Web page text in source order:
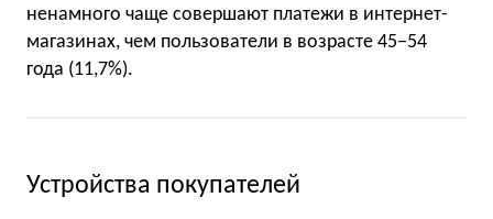
ненамного чаще совершают платежи в интернет-
магазинах, чем пользователи в возрасте 45−54
года (11,7%).
Устройства покупателей